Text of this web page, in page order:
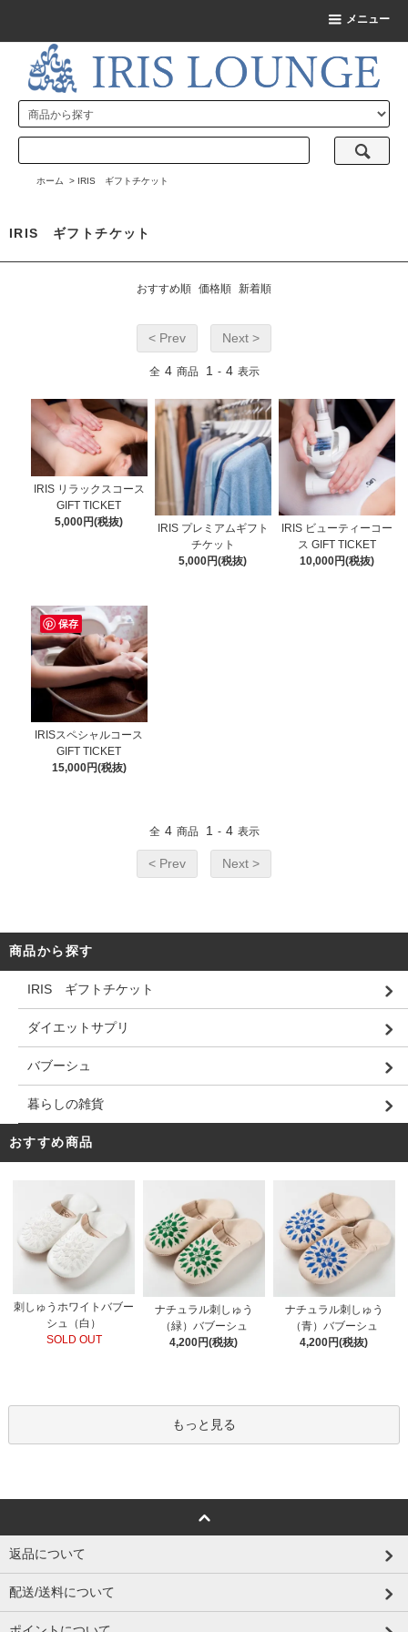
メニュー
ホーム > IRIS ギフトチケット
IRIS ギフトチケット
おすすめ順 価格順 新着順
< Prev Next >
全 4 商品 1 - 4 表示
IRIS リラックスコース
GIFT TICKET
5,000円(税抜)
IRIS プレミアムギフト
チケット
5,000円(税抜)
IRIS ビューティーコー
ス GIFT TICKET
10,000円(税抜)
IRISスペシャルコース
GIFT TICKET
15,000円(税抜)
全 4 商品 1 - 4 表示
< Prev Next >
商品から探す
IRIS ギフトチケット
ダイエットサプリ
バブーシュ
暮らしの雑貨
おすすめ商品
刺しゅうホワイトバブー
シュ（白）
SOLD OUT
ナチュラル刺しゅう
（緑）バブーシュ
4,200円(税抜)
ナチュラル刺しゅう
（青）バブーシュ
4,200円(税抜)
もっと見る
返品について
配送/送料について
保存